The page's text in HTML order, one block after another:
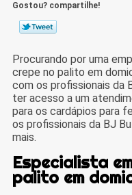
Gostou? compartilhe!
Procurando por uma
crepe no palito em
com os profissionais da
ter acesso a um
para os cardápios para
os profissionais da BJ
mais.
Especialista
palito em